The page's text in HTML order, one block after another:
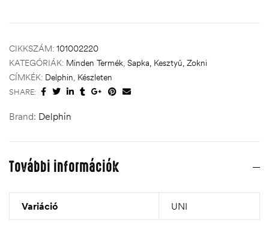
CIKKSZÁM: 101002220
KATEGÓRIÁK: Minden Termék, Sapka, Kesztyű, Zokni
CÍMKÉK: Delphin, Készleten
SHARE:
Brand: Delphin
További információk
Variáció UNI